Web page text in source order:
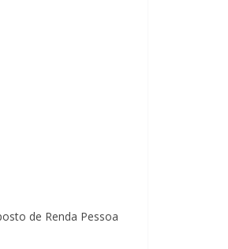
de Renda Pessoa